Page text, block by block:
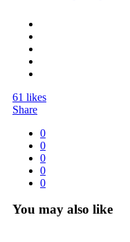
61 likes
Share
0
0
0
0
0
You may also like